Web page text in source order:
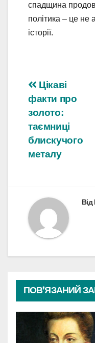
спадщина
політика – це не
історії.
Навігація
записів
Цікаві
факти про
золото:
таємниці
блискучого
металу
Від
ПОВ’ЯЗАНИЙ